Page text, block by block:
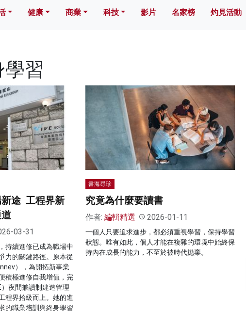
健康 商業 科技 影片 名家榜 灼見活動
習
途 工程界新
03-31
持續進修已成為職場中
力的關鍵路徑。原本從
），為開拓新事業
積極進修自我增值，完
夜間兼讀制建造管理
程界拾級而上。她的進
的職業培訓與終身學習
書海尋珍
究竟為什麼要讀書
作者: 編輯精選 2026-01-11
一個人只要追求進步，都必須重視學習，保持學習
狀態。唯有如此，個人才能在複雜的環境中始終保
持內在成長的能力，不至於被時代拋棄。